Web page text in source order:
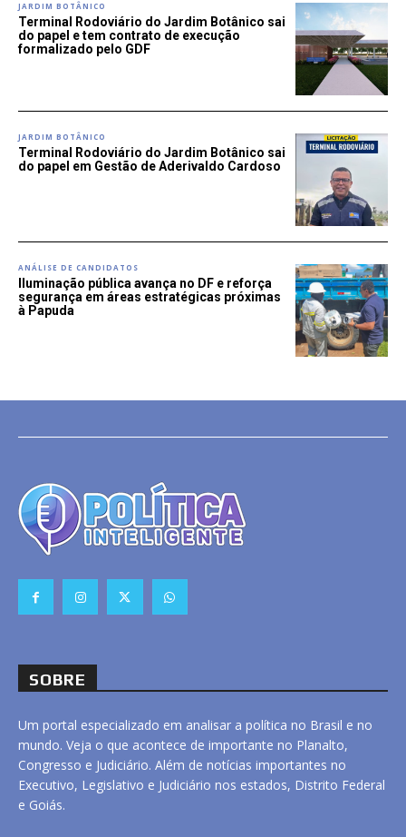
JARDIM BOTÂNICO
Terminal Rodoviário do Jardim Botânico sai
do papel e tem contrato de execução
formalizado pelo GDF
JARDIM BOTÂNICO
Terminal Rodoviário do Jardim Botânico sai
do papel em Gestão de Aderivaldo Cardoso
ANÁLISE DE CANDIDATOS
Iluminação pública avança no DF e reforça
segurança em áreas estratégicas próximas
à Papuda
SOBRE
Um portal especializado em analisar a política no Brasil e no
mundo. Veja o que acontece de importante no Planalto,
Congresso e Judiciário. Além de notícias importantes no
Executivo, Legislativo e Judiciário nos estados, Distrito Federal
e Goiás.